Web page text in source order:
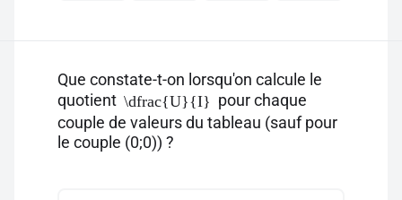
Que constate-t-on lorsqu'on calcule le
quotient \dfrac{U}{I} pour chaque
couple de valeurs du tableau (sauf pour
le couple (0;0)) ?